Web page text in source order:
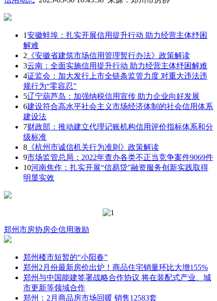
1安徽蚌埠：扎实开展信用提升行动 助力经营主体纾困
解难
2 《安徽省建筑市场信用管理暂行办法》政策解读
3云南：全面实施信用提升行动 助力经营主体纾困解难
4证监会：加大发行上市全链条监管力度 对重大违法违
规行为“零容忍”
5辽宁葫芦岛：加强纳税信用宣传 助力企业向好发展
6建设符合高水平社会主义市场经济体制的社会信用体系
建设法
7财政部：推动建立代理记账机构信用评价指标体系和分
级标准
8 《杭州市诚信机关行为准则》政策解读
9市场监管总局：2022年查办各类不正当竞争案件9069件
10河南焦作：扎实开展“信易贷”融资服务创新实践取得
明显实效
郑州市房协房企信用激励
郑州楼市短暂的“小阳春”
郑州2月份最新房价出炉！商品住宅销量环比大增155%
郑州与中国能建签署战略合作协议 将在装配式产业、城
市更新等领域合作
郑州：2月商品房市场回暖 销售12583套